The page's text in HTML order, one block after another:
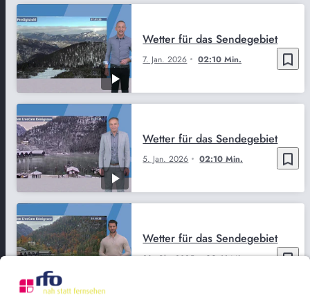
bookmark_border
7. Jan. 2026 02:10 Min.
Wetter für das Sendegebiet
bookmark_border
5. Jan. 2026 02:10 Min.
Wetter für das Sendegebiet
bookmark_border
28. Okt. 2025 02:11 Min.
Wetter für das Sendegebiet